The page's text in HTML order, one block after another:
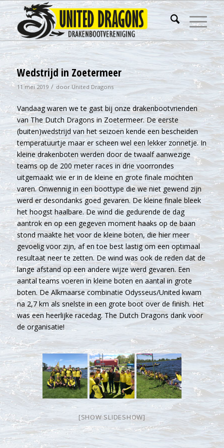
Wedstrijd in Zoetermeer
11 mei 2019 / door United Dragons
Vandaag waren we te gast bij onze drakenbootvrienden
van The Dutch Dragons in Zoetermeer. De eerste
(buiten)wedstrijd van het seizoen kende een bescheiden
temperatuurtje maar er scheen wel een lekker zonnetje. In
kleine drakenboten werden door de twaalf aanwezige
teams op de 200 meter races in drie voorrondes
uitgemaakt wie er in de kleine en grote finale mochten
varen. Onwennig in een boottype die we niet gewend zijn
werd er desondanks goed gevaren. De kleine finale bleek
het hoogst haalbare. De wind die gedurende de dag
aantrok en op een gegeven moment haaks op de baan
stond maakte het voor de kleine boten, die hier meer
gevoelig voor zijn, af en toe best lastig om een optimaal
resultaat neer te zetten. De wind was ook de reden dat de
lange afstand op een andere wijze werd gevaren. Een
aantal teams voeren in kleine boten en aantal in grote
boten. De Alkmaarse combinatie Odysseus/United kwam
na 2,7 km als snelste in een grote boot over de finish. Het
was een heerlijke racedag. The Dutch Dragons dank voor
de organisatie!
[SHOW SLIDESHOW]